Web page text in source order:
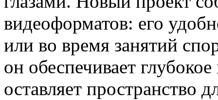
видеоформатов: его
или во время занятий
он обеспечивает
оставляет пространство